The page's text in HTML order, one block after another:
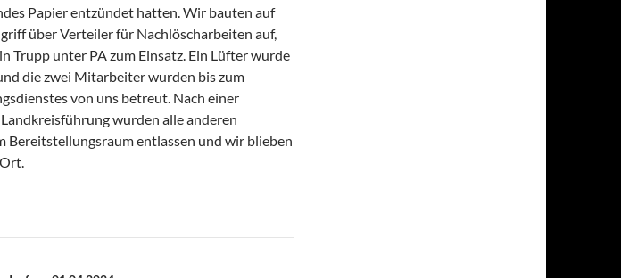
Papier entzündet hatten. Wir bauten auf
über Verteiler für Nachlöscharbeiten auf,
Trupp unter PA zum Einsatz. Ein Lüfter wurde
die zwei Mitarbeiter wurden bis zum
von uns betreut. Nach einer
wurden alle anderen
Bereitstellungsraum entlassen und wir blieben